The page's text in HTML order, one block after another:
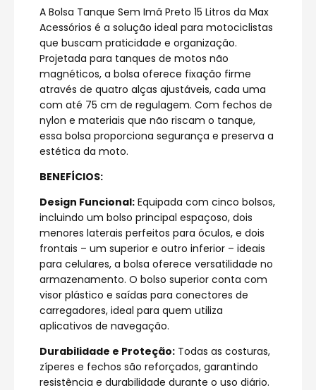
A Bolsa Tanque Sem Imã Preto 15 Litros da Max
Acessórios é a solução ideal para motociclistas
que buscam praticidade e organização.
Projetada para tanques de motos não
magnéticos, a bolsa oferece fixação firme
através de quatro alças ajustáveis, cada uma
com até 75 cm de regulagem. Com fechos de
nylon e materiais que não riscam o tanque,
essa bolsa proporciona segurança e preserva a
estética da moto.
BENEFÍCIOS:
Design Funcional: Equipada com cinco bolsos,
incluindo um bolso principal espaçoso, dois
menores laterais perfeitos para óculos, e dois
frontais – um superior e outro inferior – ideais
para celulares, a bolsa oferece versatilidade no
armazenamento. O bolso superior conta com
visor plástico e saídas para conectores de
carregadores, ideal para quem utiliza
aplicativos de navegação.
Durabilidade e Proteção: Todas as costuras,
zíperes e fechos são reforçados, garantindo
resistência e durabilidade durante o uso diário.